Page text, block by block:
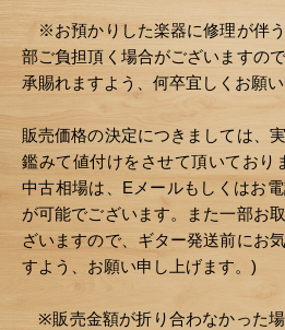
※お預かりした楽器に修理が伴
部ご負担頂く場合がございますの
承賜れますよう、何卒宜しくお願い
販売価格の決定につきましては、
鑑みて値付けをさせて頂いており
中古相場は、Eメールもしくはお
が可能でございます。また一部お
ざいますので、ギター発送前にお
すよう、お願い申し上げます。)
※販売金額が折り合わなかった